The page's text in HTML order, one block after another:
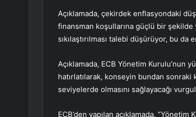
Açıklamada, çekirdek enflasyondaki
finansman koşullarına güçlü bir şekilde
sıkılaştırılması talebi düşürüyor, bu
Açıklamada, ECB Yönetim Kurulu’nun
hatırlatılarak, konseyin bundan sonraki
seviyelerde olmasını sağlayacağı
ECB’den yapılan açıklamada,